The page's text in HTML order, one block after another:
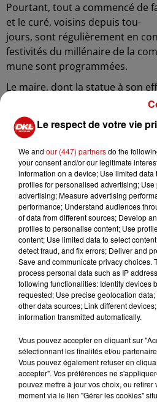
Pourtant, tout a commencé de
et le curé, voisins depuis tou-
jours, sont régulièrement en
festivités du millénaire de la
mune sont programmées.
Le maire, dont la statue à son
fontaine de la place centrale du
lage, souhaite sa bénédiction,
moins que l’eau de la fontaine
ne se révèle être miraculeuse.
L’affaire se complique par la
connaissance du maire et de
mari candide et crédule. Ce
farceurs, qui useront de sa
naïveté pour mener à bien
frauduleuses et sournoises,
conséquences créeront bien
Date
du19 février
au19 février
Le respect de votre vie
We and our (447) partnersdo the
your consent and/or our legitimate
information on a device; Use limited
profiles for personalised advertising;
advertising; Measure advertising
performance; Understand audiences
of data from different sources; Develop
profiles to personalise content; Use
content; Use limited data to select
detect fraud, and fix errors; Deliver and
Save and communicate privacy choices.
process personal data such as IP
following functionalities: Identify devices
requested; Use precise geolocation
other data sources; Link different
information transmitted automatically.
Vous pouvez accepter en cliquant sur
sélectionnant les finalités et/ou
Vous pouvez également refuser en
accepter". Vos préférences ne
pouvez mettre à jour vos choix, ou retirer
moment via le lien "Gérer les cookies"